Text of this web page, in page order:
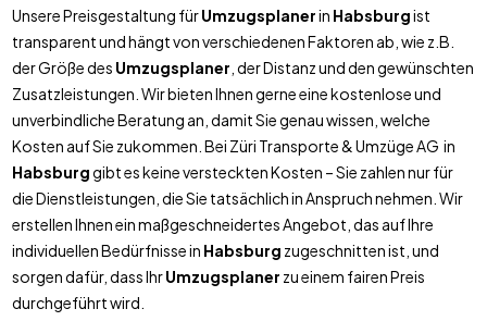
Unsere Preisgestaltung fürUmzugsplanerin Habsburgist
transparent und hängt von verschiedenen Faktoren ab, wie z.B.
der Größe des Umzugsplaner , der Distanz und den gewünschten
Zusatzleistungen. Wir bieten Ihnen gerne eine kostenlose und
unverbindliche Beratung an, damit Sie genau wissen, welche
Kosten auf Sie zukommen. Bei Züri Transporte & Umzüge AG in
Habsburggibt es keine versteckten Kosten – Sie zahlen nur für
die Dienstleistungen, die Sie tatsächlich in Anspruch nehmen. Wir
erstellen Ihnen ein maßgeschneidertes Angebot, das auf Ihre
individuellen Bedürfnisse in Habsburg zugeschnitten ist, und
sorgen dafür, dass IhrUmzugsplaner zu einem fairen Preis
durchgeführt wird.